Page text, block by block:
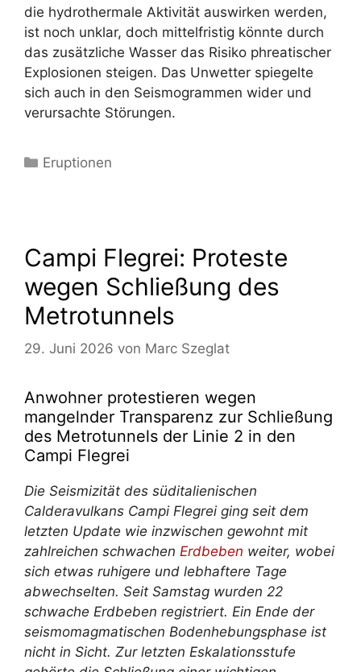
die hydrothermale Aktivität auswirken werden,
ist noch unklar, doch mittelfristig könnte durch
das zusätzliche Wasser das Risiko phreatischer
Explosionen steigen. Das Unwetter spiegelte
sich auch in den Seismogrammen wider und
verursachte Störungen.
Kategorien
Eruptionen
Campi Flegrei: Proteste
wegen Schließung des
Metrotunnels
29. Juni 2026 von Marc Szeglat
Anwohner protestieren wegen
mangelnder Transparenz zur Schließung
des Metrotunnels der Linie 2 in den
Campi Flegrei
Die Seismizität des süditalienischen
Calderavulkans Campi Flegrei ging seit dem
letzten Update wie inzwischen gewohnt mit
zahlreichen schwachen Erdbeben weiter, wobei
sich etwas ruhigere und lebhaftere Tage
abwechselten. Seit Samstag wurden 22
schwache Erdbeben registriert. Ein Ende der
seismomagmatischen Bodenhebungsphase ist
nicht in Sicht. Zur letzten Eskalationsstufe